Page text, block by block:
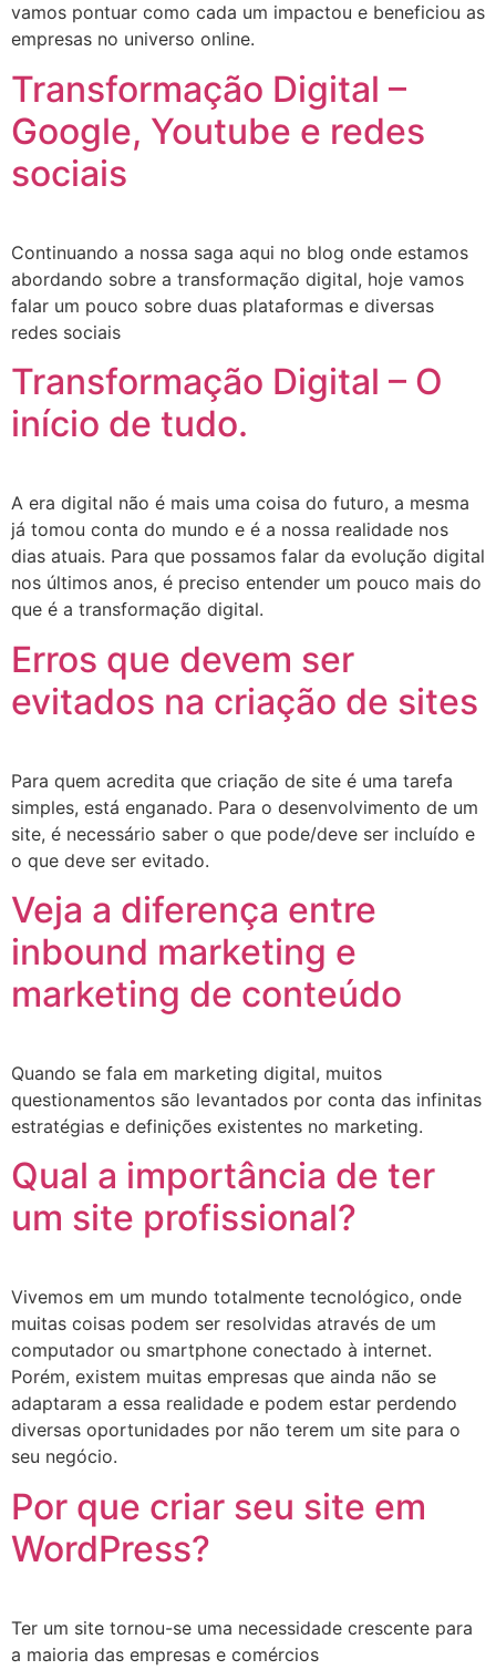
vamos pontuar como cada um impactou e beneficiou as
empresas no universo online.
Transformação Digital –
Google, Youtube e redes
sociais
Continuando a nossa saga aqui no blog onde estamos
abordando sobre a transformação digital, hoje vamos
falar um pouco sobre duas plataformas e diversas
redes sociais
Transformação Digital – O
início de tudo.
A era digital não é mais uma coisa do futuro, a mesma
já tomou conta do mundo e é a nossa realidade nos
dias atuais. Para que possamos falar da evolução digital
nos últimos anos, é preciso entender um pouco mais do
que é a transformação digital.
Erros que devem ser
evitados na criação de sites
Para quem acredita que criação de site é uma tarefa
simples, está enganado. Para o desenvolvimento de um
site, é necessário saber o que pode/deve ser incluído e
o que deve ser evitado.
Veja a diferença entre
inbound marketing e
marketing de conteúdo
Quando se fala em marketing digital, muitos
questionamentos são levantados por conta das infinitas
estratégias e definições existentes no marketing.
Qual a importância de ter
um site profissional?
Vivemos em um mundo totalmente tecnológico, onde
muitas coisas podem ser resolvidas através de um
computador ou smartphone conectado à internet.
Porém, existem muitas empresas que ainda não se
adaptaram a essa realidade e podem estar perdendo
diversas oportunidades por não terem um site para o
seu negócio.
Por que criar seu site em
WordPress?
Ter um site tornou-se uma necessidade crescente para
a maioria das empresas e comércios